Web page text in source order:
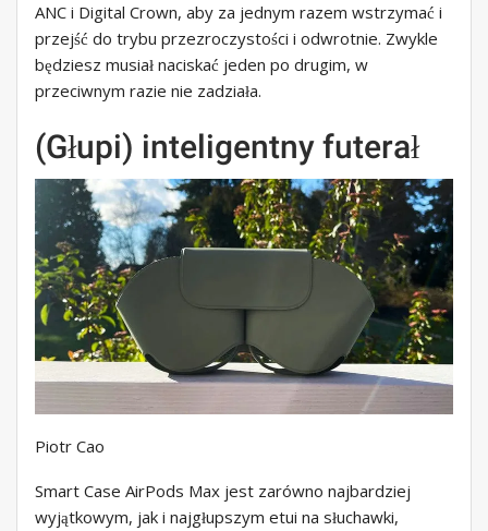
ANC i Digital Crown, aby za jednym razem wstrzymać i
przejść do trybu przezroczystości i odwrotnie. Zwykle
będziesz musiał naciskać jeden po drugim, w
przeciwnym razie nie zadziała.
(Głupi) inteligentny futerał
Piotr Cao
Smart Case AirPods Max jest zarówno najbardziej
wyjątkowym, jak i najgłupszym etui na słuchawki,